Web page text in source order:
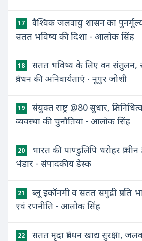
17
वैश्विक जलवायु शासन का
सतत भविष्य की दिशा - आलोक सिंह
18
सतत भविष्य के लिए वन संतुलन,
प्रबंधन की अनिवार्यताएं - नूपुर जोशी
19
संयुक्त राष्ट्र @80 सुधार,
व्यवस्था की चुनौतियां - आलोक सिंह
20
भारत की पाण्डुलिपि धरोहर
भंडार - संपादकीय डेस्क
21
ब्लू इकॉनमी व सतत समुद्री प्रगति
एवं रणनीति - आलोक सिंह
22
सतत मृदा प्रबंधन खाद्य सुरक्षा,